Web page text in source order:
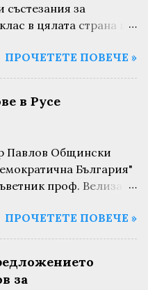
състезания за
в цялата страна и
Това не са
Те се провеждат
по математика и
се използват
На пролетното
проведено
в Русе, са участвали
второ място след
в страната. И
в писмо до
на РУО Русе
ПРОЧЕТЕТЕ ПОВЕЧЕ »
в Русе
Павлов Общински
България"
проф. Велизар
и процедурата по
за финансово
„по възможно най-
коментира
ПРОЧЕТЕТЕ ПОВЕЧЕ »
за